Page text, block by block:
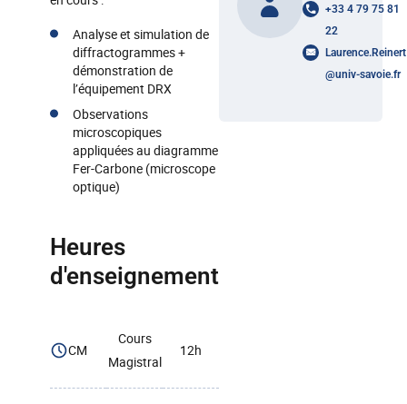
Analyse et simulation de
diffractogrammes +
démonstration de
l’équipement DRX
Observations
microscopiques
appliquées au diagramme
Fer-Carbone (microscope
optique)
Heures
d'enseignement
CM
Cours
Magistral
12h
+33 4 79 75 81
22
Laurence.Reinert
@univ-savoie.fr